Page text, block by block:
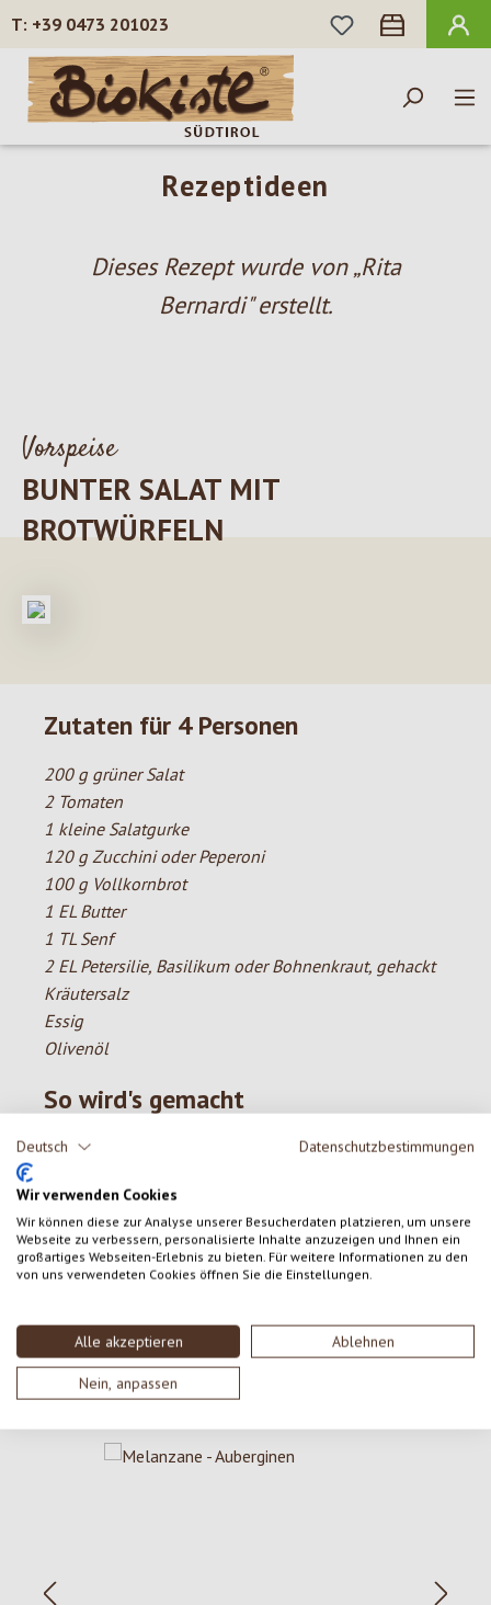
Deutsch Datenschutzbestimmungen
Wir verwenden Cookies
Wir können diese zur Analyse unserer Besucherdaten platzieren, um unsere
Webseite zu verbessern, personalisierte Inhalte anzuzeigen und Ihnen ein
großartiges Webseiten-Erlebnis zu bieten. Für weitere Informationen zu den
von uns verwendeten Cookies öffnen Sie die Einstellungen.
Alle akzeptieren Ablehnen
Nein, anpassen
Zum Hauptinhalt springen
+39 0473 201023
DU HAST 0
Rezeptideen
Dieses Rezept wurde von „Rita
Bernardi" erstellt.
Vorspeise
BUNTER SALAT MIT
BROTWÜRFELN
Zutaten für 4 Personen
200 g grüner Salat
2 Tomaten
1 kleine Salatgurke
120 g Zucchini oder Peperoni
100 g Vollkornbrot
1 EL Butter
1 TL Senf
2 EL Petersilie, Basilikum oder Bohnenkraut, gehackt
Kräutersalz
Essig
Olivenöl
So wird's gemacht
Den Salat waschen, in Stücke zupfen und in eine
Peperoni in Streifen schneiden, Gurken in Scheiben
schneiden. Die Zucchini in Stifte hobeln und alles mit
dem Salat mischen. Das Vollkornbrot in mittlere
Würfel schneiden und in einer Pfanne mit Butter leicht
bereiten und den Salat damit anmachen. Zum Schluss
die Brotwürfel unterheben.
Produktgalerie überspringen